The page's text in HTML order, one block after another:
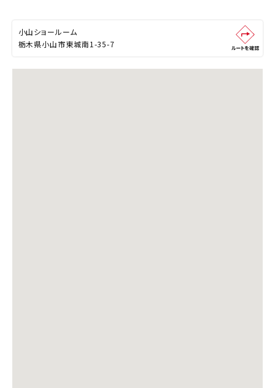
小山ショールーム
栃木県小山市東城南1-35-7